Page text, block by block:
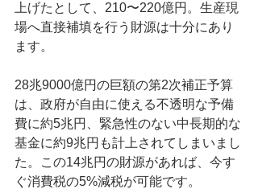
上げたとして、210〜220億円。生産現
場へ直接補填を行う財源は十分にあり
ます。
28兆9000億円の巨額の第2次補正予算
は、政府が自由に使える不透明な予備
費に約5兆円、緊急性のない中長期的な
基金に約9兆円も計上されてしまいまし
た。この14兆円の財源があれば、今す
ぐ消費税の5%減税が可能です。